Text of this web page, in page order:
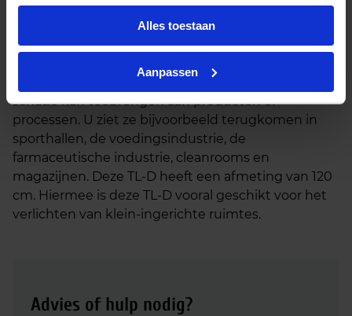
Alles toestaan
Aanpassen
mogelijk.
De speciale coating maakt de Secura zeer geschikt
lampbreuk of in omgevingen waar lampbreuk
schade kan toebrengen aan producten of
processen. U ziet ze bijvoorbeeld terugkomen in
sporthallen, de voedingsindustrie, de
farmaceutische industrie, cleanrooms en
magazijnen. Deze TL-D heeft een afmeting van 120
cm. Hiermee is deze TL-D vooral geschikt voor het
verlichten van klein-ingerichte ruimtes.
Advies of hulp nodig?